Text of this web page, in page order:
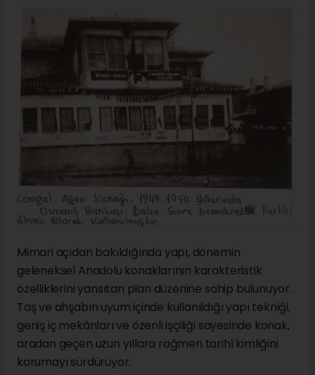
Mimari açıdan bakıldığında yapı, dönemin
geleneksel Anadolu konaklarının karakteristik
özelliklerini yansıtan plan düzenine sahip bulunuyor.
Taş ve ahşabın uyum içinde kullanıldığı yapı tekniği,
geniş iç mekânları ve özenli işçiliği sayesinde konak,
aradan geçen uzun yıllara rağmen tarihî kimliğini
korumayı sürdürüyor.